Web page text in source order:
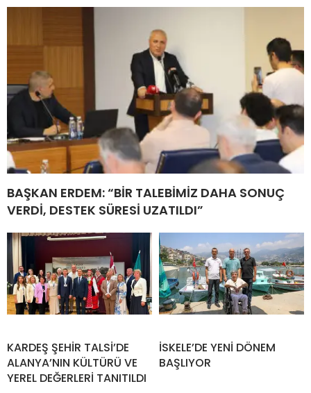
BAŞKAN ERDEM: “BİR TALEBİMİZ DAHA SONUÇ
VERDİ, DESTEK SÜRESİ UZATILDI”
KARDEŞ ŞEHİR TALSİ’DE
ALANYA’NIN KÜLTÜRÜ VE
YEREL DEĞERLERİ TANITILDI
İSKELE’DE YENİ DÖNEM
BAŞLIYOR